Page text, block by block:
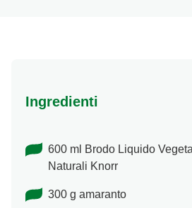
Ingredienti
600 ml Brodo Liquido
Naturali Knorr
300 g amaranto